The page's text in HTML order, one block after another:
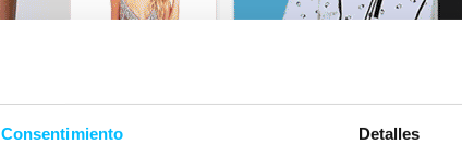
Consentimiento Detalles